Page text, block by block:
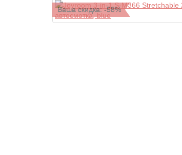
Ваша скидка: -58%